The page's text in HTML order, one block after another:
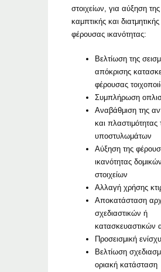
στοιχείων, για αύξηση της
καμπτικής και διατμητικής
φέρουσας ικανότητας:
Βελτίωση της
απόκρισης
φέρουσας
Συμπλήρωση
Αναβάθμιση της
και πλαστιμότητας
υποστυλωμάτων
Αύξηση της
ικανότητας δομικών
στοιχείων
Αλλαγή χρήσης
Αποκατάσταση
σχεδιαστικών ή
κατασκευαστικών
Προσεισμική
Βελτίωση
οριακή κατάσταση